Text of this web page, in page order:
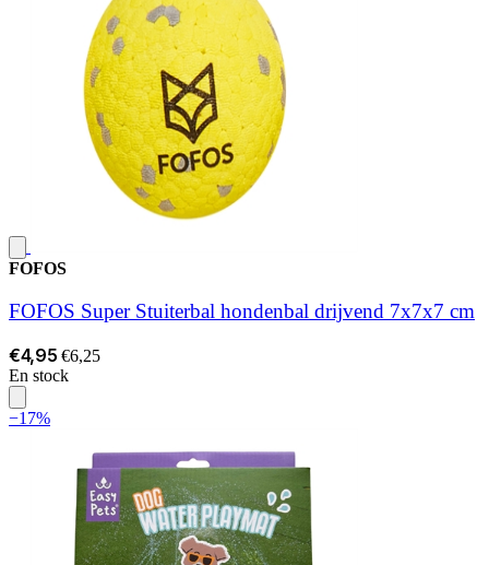
FOFOS
FOFOS Super Stuiterbal hondenbal drijvend 7x7x7 cm
€4,95 €6,25
En stock
−17%